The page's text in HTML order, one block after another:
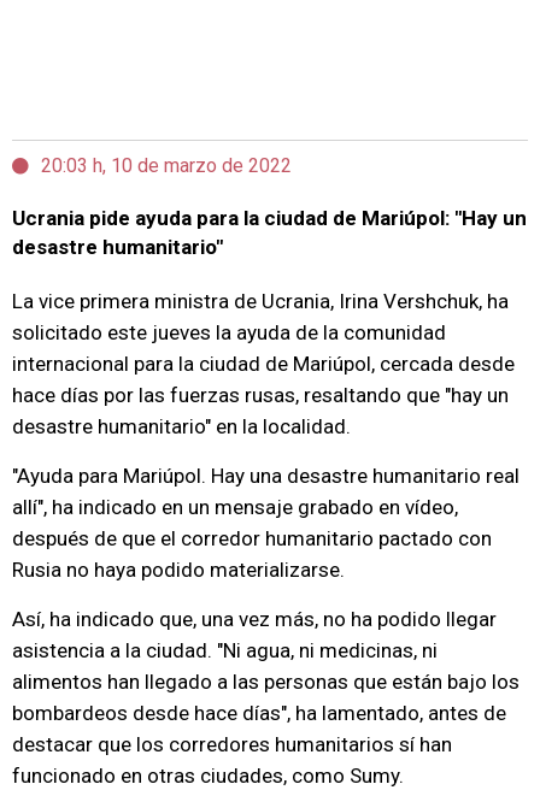
20:03 h, 10 de marzo de 2022
Ucrania pide ayuda para la ciudad de Mariúpol: "Hay un
desastre humanitario"
La vice primera ministra de Ucrania, Irina Vershchuk, ha
solicitado este jueves la ayuda de la comunidad
internacional para la ciudad de Mariúpol, cercada desde
hace días por las fuerzas rusas, resaltando que "hay un
desastre humanitario" en la localidad.
"Ayuda para Mariúpol. Hay una desastre humanitario real
allí", ha indicado en un mensaje grabado en vídeo,
después de que el corredor humanitario pactado con
Rusia no haya podido materializarse.
Así, ha indicado que, una vez más, no ha podido llegar
asistencia a la ciudad. "Ni agua, ni medicinas, ni
alimentos han llegado a las personas que están bajo los
bombardeos desde hace días", ha lamentado, antes de
destacar que los corredores humanitarios sí han
funcionado en otras ciudades, como Sumy.